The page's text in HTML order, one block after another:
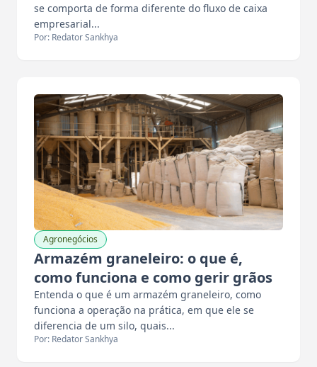
se comporta de forma diferente do fluxo de caixa
empresarial...
Por: Redator Sankhya
Agronegócios
Armazém graneleiro: o que é,
como funciona e como gerir grãos
Entenda o que é um armazém graneleiro, como
funciona a operação na prática, em que ele se
diferencia de um silo, quais...
Por: Redator Sankhya